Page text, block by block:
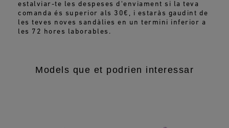
estalviar-te les despeses d'enviament si la teva
comanda és superior als 30€, i estaràs gaudint de
les teves noves sandàlies en un termini inferior a
les 72 hores laborables.
Models que et podrien interessar